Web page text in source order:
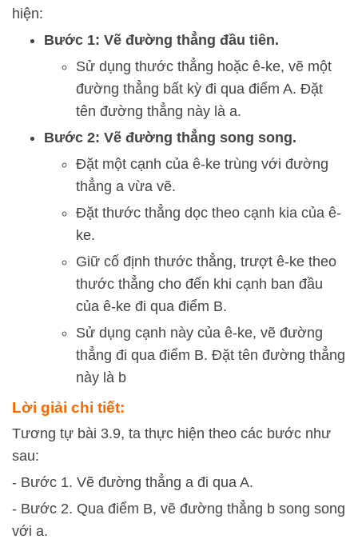
hiện:
Bước 1: Vẽ đường thẳng đầu tiên.
Sử dụng thước thẳng hoặc ê-ke, vẽ một
đường thẳng bất kỳ đi qua điểm A. Đặt
tên đường thẳng này là a.
Bước 2: Vẽ đường thẳng song song.
Đặt một cạnh của ê-ke trùng với đường
thẳng a vừa vẽ.
Đặt thước thẳng dọc theo cạnh kia của ê-
ke.
Giữ cố định thước thẳng, trượt ê-ke theo
thước thẳng cho đến khi cạnh ban đầu
của ê-ke đi qua điểm B.
Sử dụng cạnh này của ê-ke, vẽ đường
thẳng đi qua điểm B. Đặt tên đường thẳng
này là b
Lời giải chi tiết:
Tương tự bài 3.9, ta thực hiện theo các bước như
sau:
- Bước 1. Vẽ đường thẳng a đi qua A.
- Bước 2. Qua điểm B, vẽ đường thẳng b song song
với a.